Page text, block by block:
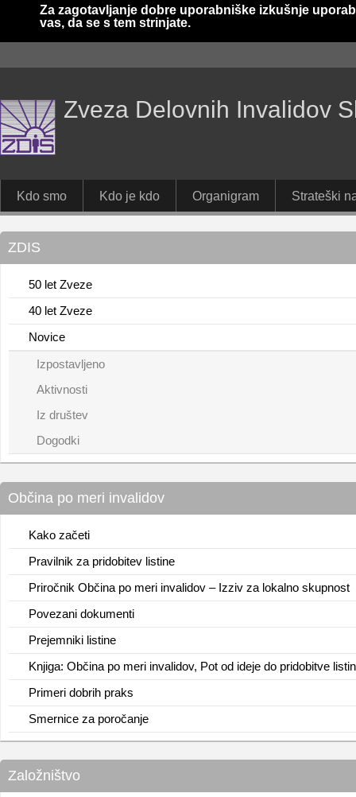
Za zagotavljanje dobre uporabniške izkušnje
vas, da se s tem strinjate.
Zveza Delovnih Invalidov
Kdo smo Kdo je kdo Organigram Strateški
ZDIS
50 let Zveze
40 let Zveze
Novice
Izpostavljeno
Aktivnosti
Iz društev
Dogodki
Občina po meri invalidov
Kako začeti
Pravilnik za pridobitev listine
Priročnik Občina po meri invalidov – Izziv za lokalno skupnost
Povezani dokumenti
Prejemniki listine
Knjiga: Občina po meri invalidov, Pot od ideje do pridobitve
Primeri dobrih praks
Smernice za poročanje
Založništvo